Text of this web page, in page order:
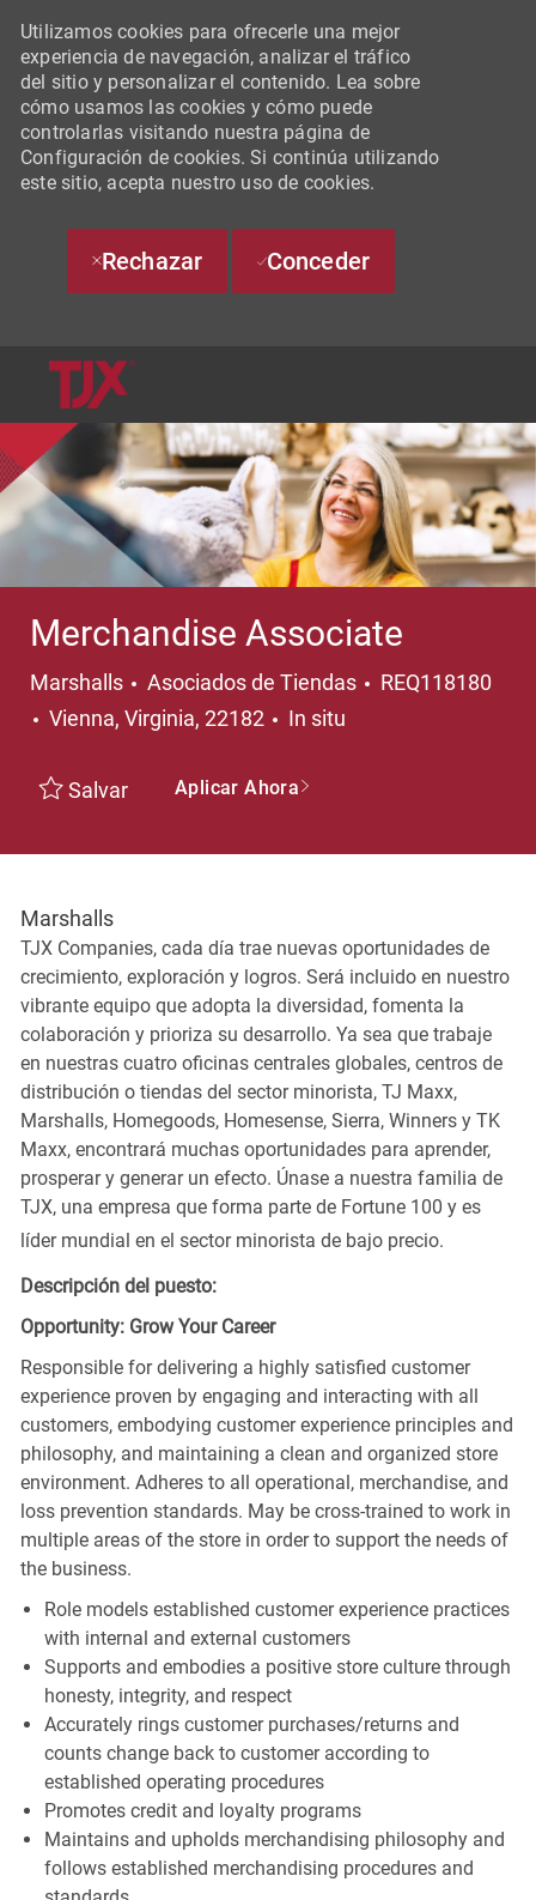
Utilizamos cookies para ofrecerle una mejor
experiencia de navegación, analizar el tráfico
del sitio y personalizar el contenido. Lea sobre
cómo usamos las cookies y cómo puede
controlarlas visitando nuestra página de
Configuración de cookies. Si continúa utilizando
este sitio, acepta nuestro uso de cookies.
Rechazar Conceder
Merchandise Associate
Marshalls Categoría
Asociados de Tiendas
REQ118180
Ubicación
Vienna, Virginia, 22182 In situ
Salvar Aplicar Ahora
Marshalls
TJX Companies, cada día trae nuevas oportunidades de
crecimiento, exploración y logros. Será incluido en nuestro
vibrante equipo que adopta la diversidad, fomenta la
colaboración y prioriza su desarrollo. Ya sea que trabaje
en nuestras cuatro oficinas centrales globales, centros de
distribución o tiendas del sector minorista, TJ Maxx,
Marshalls, Homegoods, Homesense, Sierra, Winners y TK
Maxx, encontrará muchas oportunidades para aprender,
prosperar y generar un efecto. Únase a nuestra familia de
TJX, una empresa que forma parte de Fortune 100 y es
líder mundial en el sector minorista de bajo precio.
Descripción del puesto:
Opportunity: Grow Your Career
Responsible for delivering a highly satisfied customer
experience proven by engaging and interacting with all
customers, embodying customer experience principles and
philosophy, and maintaining a clean and organized store
environment. Adheres to all operational, merchandise, and
loss prevention standards. May be cross-trained to work in
multiple areas of the store in order to support the needs of
the business.
Role models established customer experience practices
with internal and external customers
Supports and embodies a positive store culture through
honesty, integrity, and respect
Accurately rings customer purchases/returns and
counts change back to customer according to
established operating procedures
Promotes credit and loyalty programs
Maintains and upholds merchandising philosophy and
follows established merchandising procedures and